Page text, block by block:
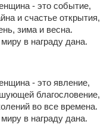
- это событие,
и счастье открытия,
зима и весна.
в награду дана.
- это явление,
благословение,
во все времена.
в награду дана.